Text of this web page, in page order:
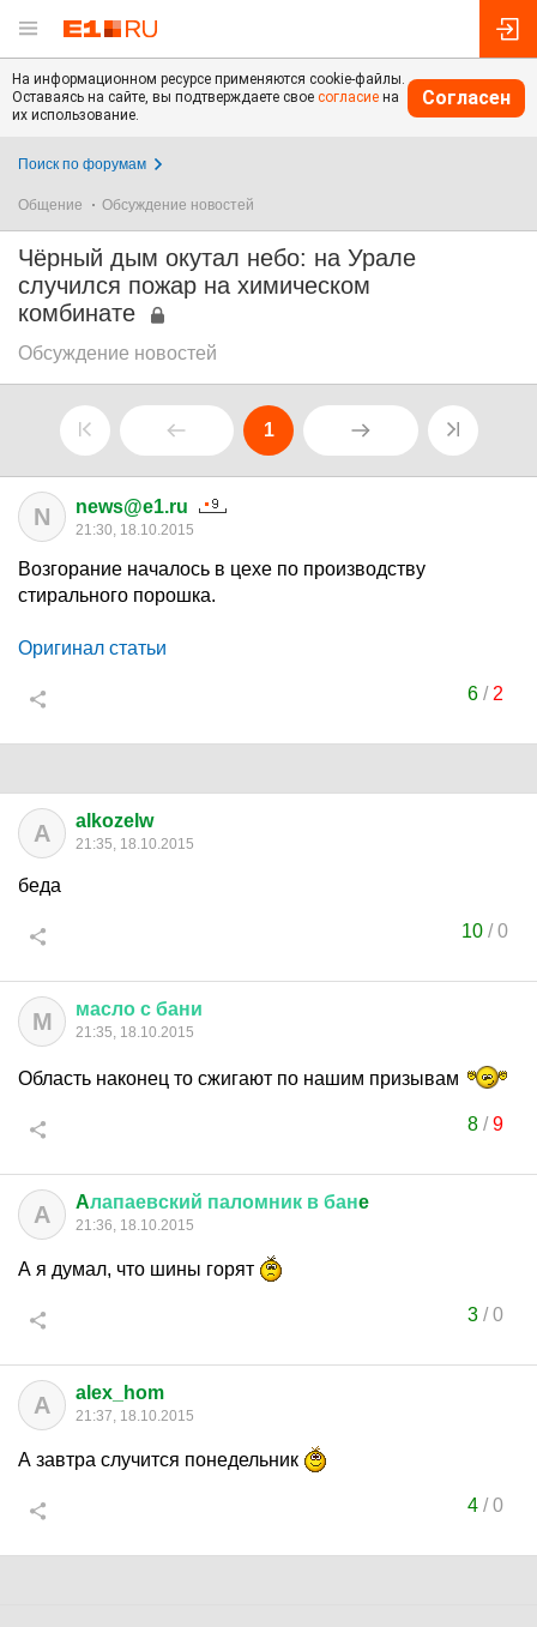
На информационном ресурсе применяются cookie-файлы.
Оставаясь на сайте, вы подтверждаете свое согласие на
их использование.
Согласен
Поиск по форумам
Общение Обсуждение новостей
Чёрный дым окутал небо: на Урале
случился пожар на химическом
комбинате
Обсуждение новостей
1
N news@e1.ru
21:30, 18.10.2015
Возгорание началось в цехе по производству
стирального порошка.
Оригинал статьи
6/ 2
A alkozelw
21:35, 18.10.2015
беда
10 /0
М масло с бани
21:35, 18.10.2015
Область наконец то сжигают по нашим призывам
8/9
A Aлапаевский паломник в банe
21:36, 18.10.2015
А я думал, что шины горят
3/0
A alex_hom
21:37, 18.10.2015
А завтра случится понедельник
4/0